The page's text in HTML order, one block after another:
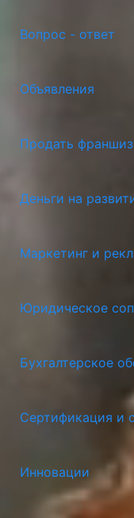
Вопрос - ответ
Объявления
Продать
Деньги на
Маркетинг и
Юридическое
Бухгалтерское
Сертификация и
Инновации